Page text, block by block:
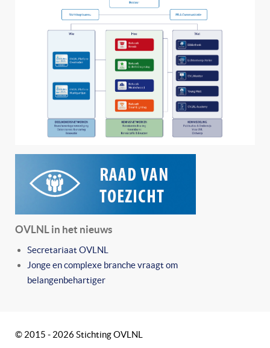
OVLNL in het nieuws
Secretariaat OVLNL
Jonge en complexe branche vraagt om
belangenbehartiger
© 2015 - 2026 Stichting OVLNL